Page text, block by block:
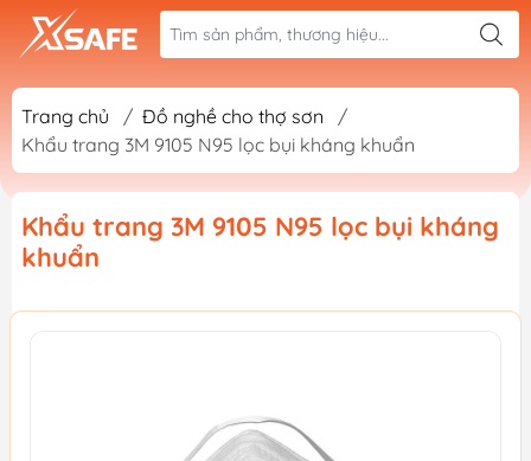
Trang chủ / Đồ nghề cho thợ sơn
/
Khẩu trang 3M 9105 N95 lọc bụi kháng khuẩn
Khẩu trang 3M 9105 N95 lọc bụi kháng
khuẩn